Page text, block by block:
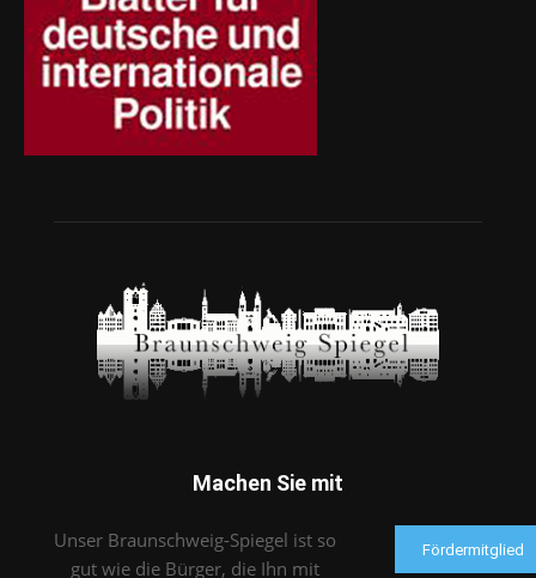
Machen Sie mit
Unser Braunschweig-Spiegel ist so
gut wie die Bürger, die Ihn mit
Fördermitglied